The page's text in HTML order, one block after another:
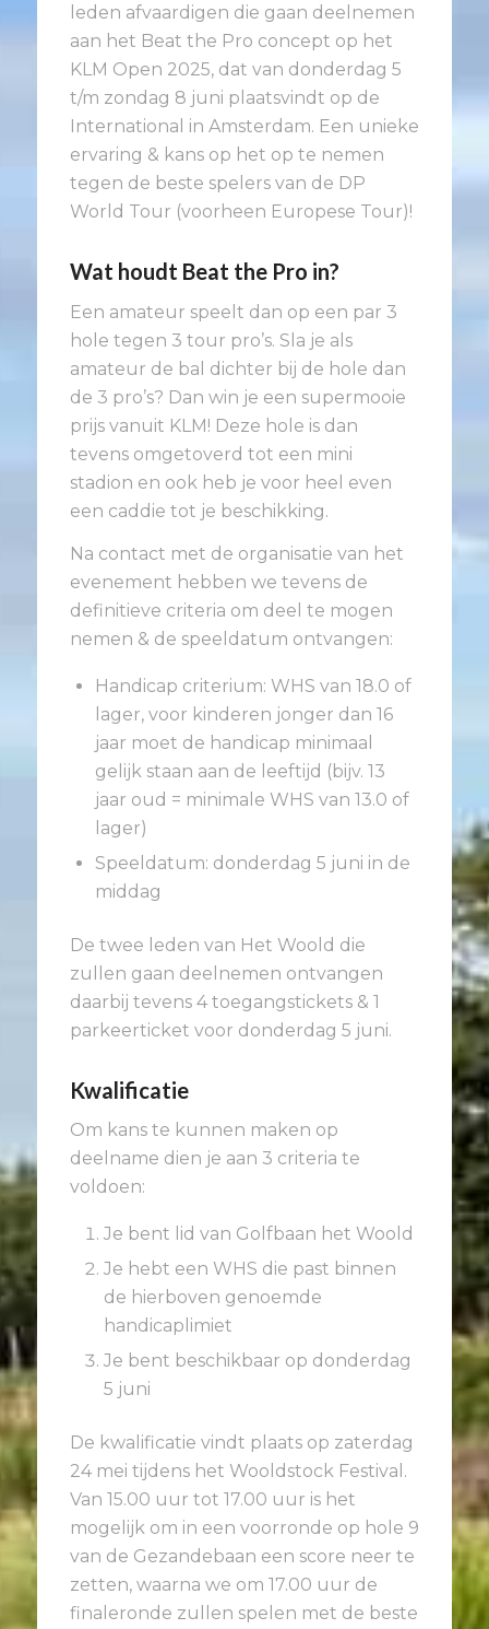
leden afvaardigen die gaan deelnemen
aan het Beat the Pro concept op het
KLM Open 2025, dat van donderdag 5
t/m zondag 8 juni plaatsvindt op de
International in Amsterdam. Een unieke
ervaring & kans op het op te nemen
tegen de beste spelers van de DP
World Tour (voorheen Europese Tour)!
Wat houdt Beat the Pro in?
Een amateur speelt dan op een par 3
hole tegen 3 tour pro’s. Sla je als
amateur de bal dichter bij de hole dan
de 3 pro’s? Dan win je een supermooie
prijs vanuit KLM! Deze hole is dan
tevens omgetoverd tot een mini
stadion en ook heb je voor heel even
een caddie tot je beschikking.
Na contact met de organisatie van het
evenement hebben we tevens de
definitieve criteria om deel te mogen
nemen & de speeldatum ontvangen:
Handicap criterium: WHS van 18.0 of
lager, voor kinderen jonger dan 16
jaar moet de handicap minimaal
gelijk staan aan de leeftijd (bijv. 13
jaar oud = minimale WHS van 13.0 of
lager)
Speeldatum: donderdag 5 juni in de
middag
De twee leden van Het Woold die
zullen gaan deelnemen ontvangen
daarbij tevens 4 toegangstickets & 1
parkeerticket voor donderdag 5 juni.
Kwalificatie
Om kans te kunnen maken op
deelname dien je aan 3 criteria te
voldoen:
Je bent lid van Golfbaan het Woold
Je hebt een WHS die past binnen
de hierboven genoemde
handicaplimiet
Je bent beschikbaar op donderdag
5 juni
De kwalificatie vindt plaats op zaterdag
24 mei tijdens het Wooldstock Festival.
Van 15.00 uur tot 17.00 uur is het
mogelijk om in een voorronde op hole 9
van de Gezandebaan een score neer te
zetten, waarna we om 17.00 uur de
finaleronde zullen spelen met de beste